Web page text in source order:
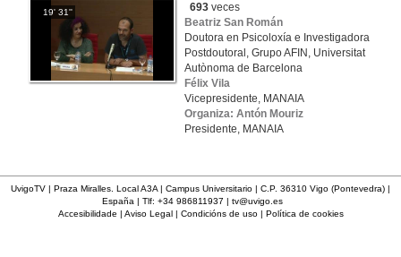
19' 31''
693 veces
Beatriz San Román
Doutora en Psicoloxía e Investigadora
Postdoutoral, Grupo AFIN, Universitat
Autònoma de Barcelona
Félix Vila
Vicepresidente, MANAIA
Organiza: Antón Mouriz
Presidente, MANAIA
UvigoTV | Praza Miralles. Local A3A | Campus Universitario | C.P. 36310 Vigo (Pontevedra) |
España | Tlf: +34 986811937 | tv@uvigo.es
Accesibilidade | Aviso Legal| Condicións de uso| Política de cookies